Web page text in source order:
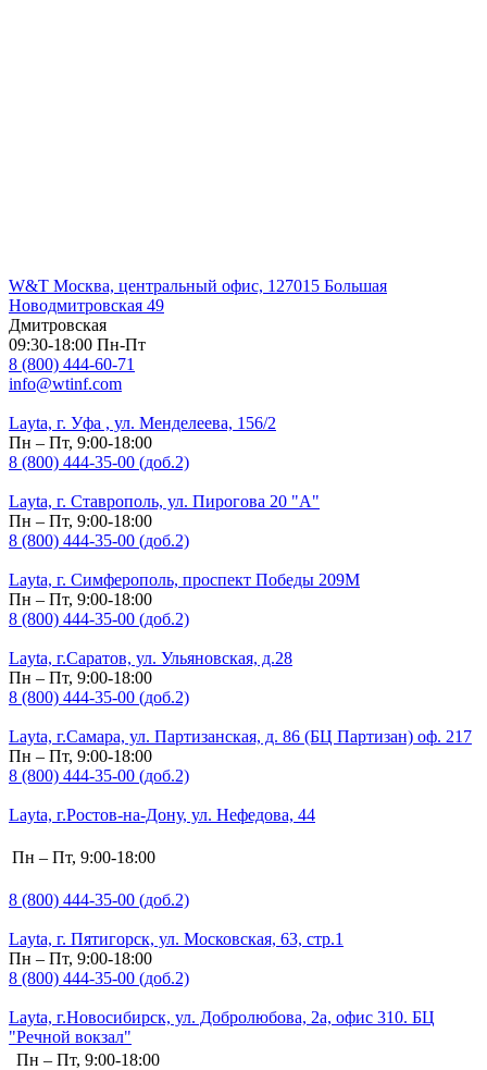
W&T Москва, центральный офис, 127015 Большая
Новодмитровская 49
Дмитровская
09:30-18:00 Пн-Пт
8 (800) 444-60-71
info@wtinf.com
Layta, г. Уфа , ул. Менделеева, 156/2
Пн – Пт, 9:00-18:00
8 (800) 444-35-00 (доб.2)
Layta, г. Ставрополь, ул. Пирогова 20 "А"
Пн – Пт, 9:00-18:00
8 (800) 444-35-00 (доб.2)
Layta, г. Симферополь, проспект Победы 209М
Пн – Пт, 9:00-18:00
8 (800) 444-35-00 (доб.2)
Layta, г.Саратов, ул. Ульяновская, д.28
Пн – Пт, 9:00-18:00
8 (800) 444-35-00 (доб.2)
Layta, г.Самара, ул. Партизанская, д. 86 (БЦ Партизан) оф. 217
Пн – Пт, 9:00-18:00
8 (800) 444-35-00 (доб.2)
Layta, г.Ростов-на-Дону, ул. Нефедова, 44
Пн – Пт, 9:00-18:00
8 (800) 444-35-00 (доб.2)
Layta, г. Пятигорск, ул. Московская, 63, стр.1
Пн – Пт, 9:00-18:00
8 (800) 444-35-00 (доб.2)
Layta, г.Новосибирск, ул. Добролюбова, 2а, офис 310. БЦ
"Речной вокзал"
Пн – Пт, 9:00-18:00